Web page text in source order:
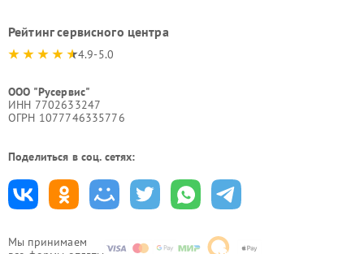
Мы принимаем
Рейтинг сервисного центра
4.9-5.0
ООО "Русервис"
ИНН 7702633247
ОГРН 1077746335776
Поделиться в соц. сетях: